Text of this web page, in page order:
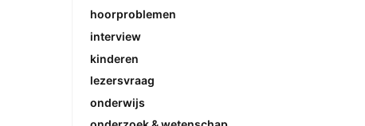
hoorproblemen
interview
kinderen
lezersvraag
onderwijs